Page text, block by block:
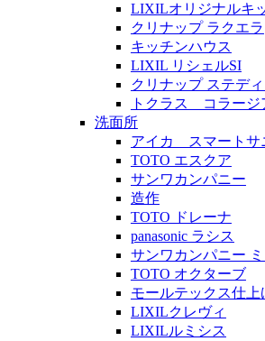
LIXILオリジナルキ
クリナップ ラクエラ
キッチンハウス
LIXIL リシェルSI
クリナップ ステデ
トクラス コラージ
洗面所
アイカ スマートサ
TOTO エスクア
サンワカンパニー
造作
TOTO ドレーナ
panasonic ラシス
サンワカンパニー
TOTO オクターブ
モールテックス仕上
LIXILクレヴィ
LIXILルミシス